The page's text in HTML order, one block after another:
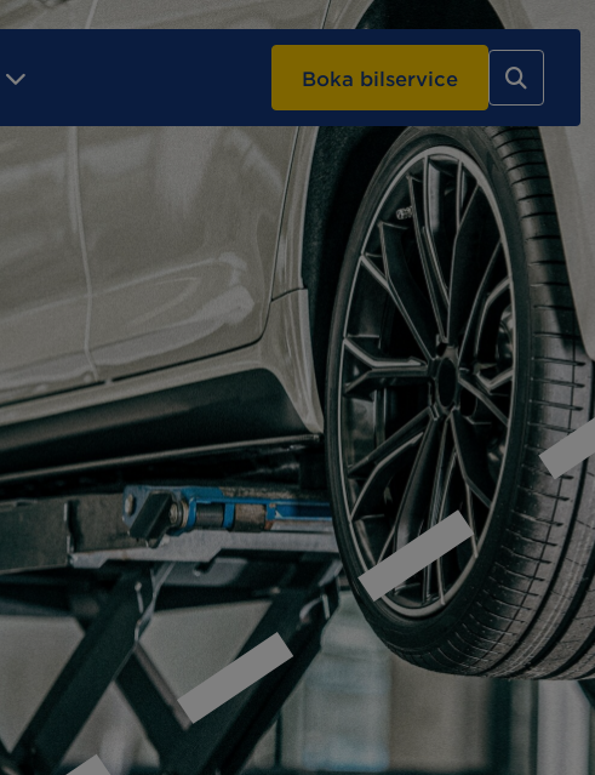
Vi tar hand
om din elbil
Vi tar hand om din
MECA Fleet
BarncancerfondenBarnens MECA
Boka bilservice